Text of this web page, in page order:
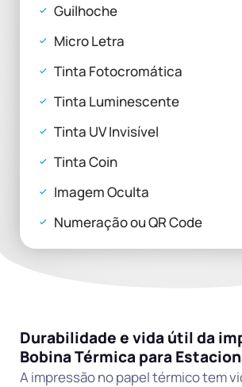
Guilhoche
Micro Letra
Tinta Fotocromática
Tinta Luminescente
Tinta UV Invisível
Tinta Coin
Imagem Oculta
Numeração ou QR Code
Durabilidade e vida útil da
Bobina Térmica para
A impressão no papel térmico tem